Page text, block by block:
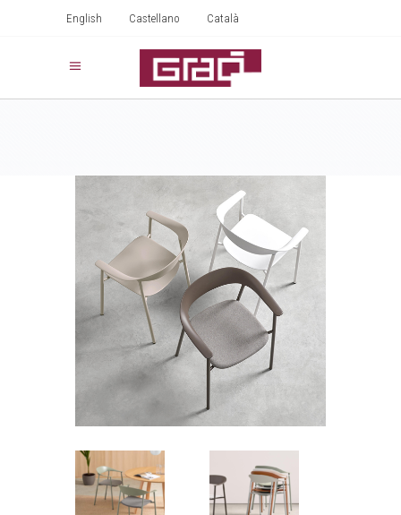
English Castellano Català